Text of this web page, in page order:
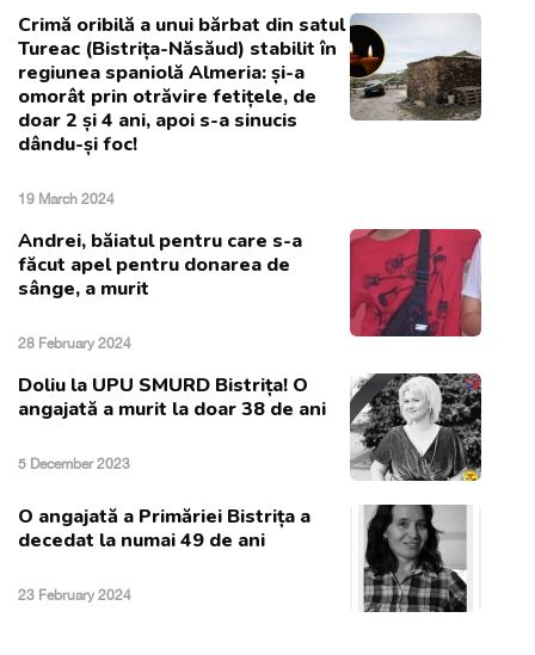
Crimă oribilă a unui bărbat din satul
Tureac (Bistrița-Năsăud) stabilit în
regiunea spaniolă Almeria: și-a
omorât prin otrăvire fetițele, de
doar 2 și 4 ani, apoi s-a sinucis
dându-și foc!
19 March 2024
Andrei, băiatul pentru care s-a
făcut apel pentru donarea de
sânge, a murit
28 February 2024
Doliu la UPU SMURD Bistrița! O
angajată a murit la doar 38 de ani
5 December 2023
O angajată a Primăriei Bistrița a
decedat la numai 49 de ani
23 February 2024